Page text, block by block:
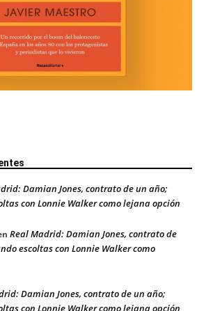
Damian Jones, contrato de un año;
con Lonnie Walker como lejana opción
Real Madrid: Damian Jones, contrato de
escoltas con Lonnie Walker como
Damian Jones, contrato de un año;
con Lonnie Walker como lejana opción